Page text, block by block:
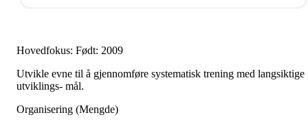
Hovedfokus: Født: 2009
Utvikle evne til å gjennomføre systematisk trening med langsiktige
utviklings- mål.
Organisering (Mengde)